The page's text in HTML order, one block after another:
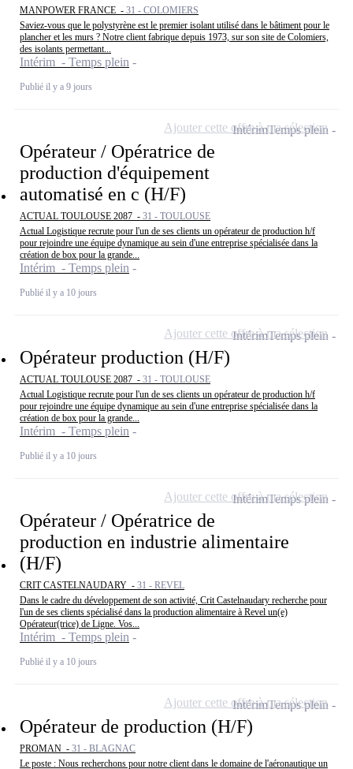
MANPOWER FRANCE - 31 - COLOMIERS
Saviez-vous que le polystyrène est le premier isolant utilisé dans le bâtiment pour le
plancher et les murs ? Notre client fabrique depuis 1973, sur son site de Colomiers,
des isolants permettant...
Intérim - Temps plein
Publié il y a 9 jours
Opérateur / Opératrice de
production d'équipement
automatisé en c (H/F)
ACTUAL TOULOUSE 2087 - 31 - TOULOUSE
Actual Logistique recrute pour l'un de ses clients un opérateur de production h/f
pour rejoindre une équipe dynamique au sein d'une entreprise spécialisée dans la
création de box pour la grande...
Intérim - Temps plein
Publié il y a 10 jours
IntérimTemps plein
Ajouter cette offre à ma sélection
Opérateur production (H/F)
ACTUAL TOULOUSE 2087 - 31 - TOULOUSE
Actual Logistique recrute pour l'un de ses clients un opérateur de production h/f
pour rejoindre une équipe dynamique au sein d'une entreprise spécialisée dans la
création de box pour la grande...
Intérim - Temps plein
Publié il y a 10 jours
IntérimTemps plein
Ajouter cette offre à ma sélection
Opérateur / Opératrice de
production en industrie alimentaire
(H/F)
CRIT CASTELNAUDARY - 31 - REVEL
Dans le cadre du développement de son activité, Crit Castelnaudary recherche pour
l'un de ses clients spécialisé dans la production alimentaire à Revel un(e)
Opérateur(trice) de Ligne. Vos...
Intérim - Temps plein
Publié il y a 10 jours
IntérimTemps plein
Ajouter cette offre à ma sélection
Opérateur de production (H/F)
PROMAN - 31 - BLAGNAC
Le poste : Nous recherchons pour notre client dans le domaine de l'aéronautique un
IntérimTemps plein
Ajouter cette offre à ma sélection